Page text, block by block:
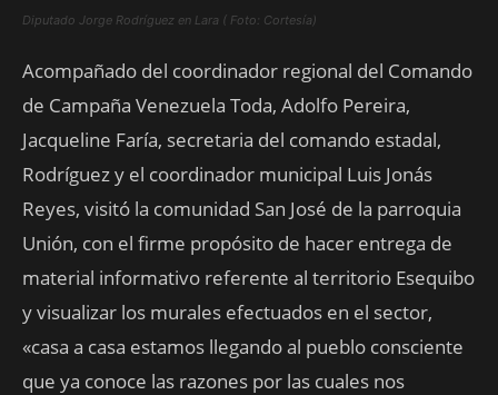
Diputado Jorge Rodríguez en Lara ( Foto: Cortesía)
Acompañado del coordinador regional del Comando
de Campaña Venezuela Toda, Adolfo Pereira,
Jacqueline Faría, secretaria del comando estadal,
Rodríguez y el coordinador municipal Luis Jonás
Reyes, visitó la comunidad San José de la parroquia
Unión, con el firme propósito de hacer entrega de
material informativo referente al territorio Esequibo
y visualizar los murales efectuados en el sector,
«casa a casa estamos llegando al pueblo consciente
que ya conoce las razones por las cuales nos